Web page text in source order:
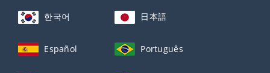
한국어 日本語
Español Português